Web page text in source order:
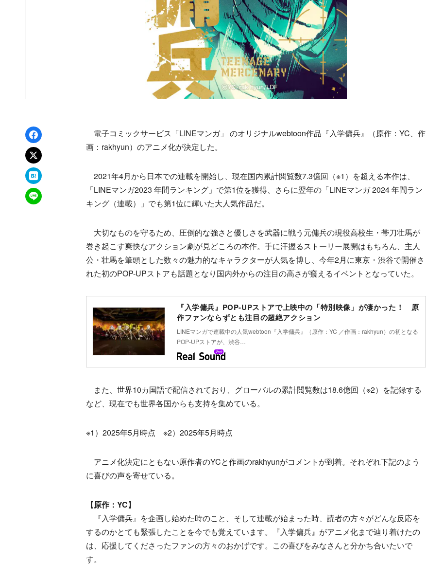
Facebookでシェア
xでポスト
はてなブックマーク
LINEで送る
電子コミックサービス「LINEマンガ」 のオリジナルwebtoon作品『入学傭兵』（原作：YC、作
画：rakhyun）のアニメ化が決定した。
2021年4月から日本での連載を開始し、現在国内累計閲覧数7.3億回（※1）を超える本作は、
「LINEマンガ2023 年間ランキング」で第1位を獲得、さらに翌年の「LINEマンガ 2024 年間ラン
キング（連載）」でも第1位に輝いた大人気作品だ。
大切なものを守るため、圧倒的な強さと優しさを武器に戦う元傭兵の現役高校生・帯刀壮馬が
巻き起こす爽快なアクション劇が見どころの本作。手に汗握るストーリー展開はもちろん、主人
公・壮馬を筆頭とした数々の魅力的なキャラクターが人気を博し、今年2月に東京・渋谷で開催さ
れた初のPOP-UPストアも話題となり国内外からの注目の高さが窺えるイベントとなっていた。
『入学傭兵』POP-UPストアで上映中の「特別映像」が凄かった！ 原
作ファンならずとも注目の超絶アクション
LINEマンガで連載中の人気webtoon『入学傭兵』（原作：YC ／作画：rakhyun）の初となる
POP-UPストアが、渋谷…
また、世界10カ国語で配信されており、グローバルの累計閲覧数は18.6億回（※2）を記録する
など、現在でも世界各国からも支持を集めている。
※1）2025年5月時点 ※2）2025年5月時点
アニメ化決定にともない原作者のYCと作画のrakhyunがコメントが到着。それぞれ下記のよう
に喜びの声を寄せている。
【原作：YC】
『入学傭兵』を企画し始めた時のこと、そして連載が始まった時、読者の方々がどんな反応を
するのかとても緊張したことを今でも覚えています。『入学傭兵』がアニメ化まで辿り着けたの
は、応援してくださったファンの方々のおかげです。この喜びをみなさんと分かち合いたいで
す。